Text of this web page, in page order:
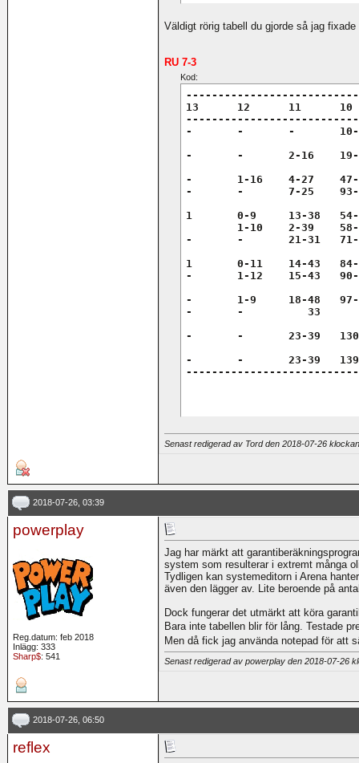
Väldigt rörig tabell du gjorde så jag
RU 7-3
Kod:
13	12	11	10	Chans	U-rätt
-	-	-	10-34	100	  2
-	-	2-16	19-70	100	  3
-	1-16	4-27	47-97	 95	  4
-	-	7-25	93-167	  5	  4
1	0-9	13-38	54-122	 40	  5
-	-	21-31	71-105	  1	  5
1	0-11	14-43	84-140	 39	  6
-	1-12	15-43	90-144	 61	  6
-	1-9	18-48	97-157	 99	  7
-	-	   33	   113	  1	  7
-	-	23-39	130-172	100	  8
-	-	23-39	139-181	100	  9
Senast redigerad av Tord den 2018-07-26
2018-07-26, 03:39
powerplay
Reg.datum: feb 2018
Inlägg: 333
Sharp$: 541
Jag har märkt att
system som resulterar i extremt många
Tydligen kan systemeditorn i Arena
även den lägger av. Lite beroende på
Dock fungerar det utmärkt att köra
Bara inte tabellen blir för lång. Testade
Men då fick jag använda notepad för att
Senast redigerad av powerplay den 2018-07-26
2018-07-26, 06:50
reflex